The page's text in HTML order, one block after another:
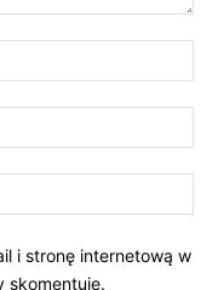
i stronę internetową w
skomentuję.